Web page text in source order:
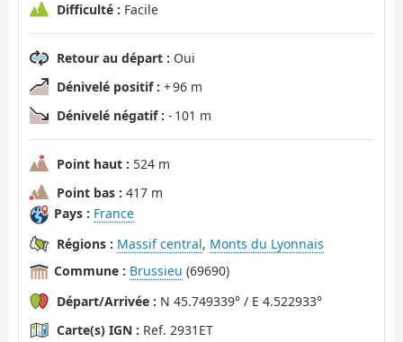
Difficulté : Facile
Retour au départ : Oui
Dénivelé positif : + 96 m
Dénivelé négatif : - 101 m
Point haut : 524 m
Point bas : 417 m
Pays : France
Régions : Massif central, Monts du Lyonnais
Commune : Brussieu (69690)
Départ/Arrivée : N 45.749339° / E 4.522933°
Carte(s) IGN : Ref. 2931ET